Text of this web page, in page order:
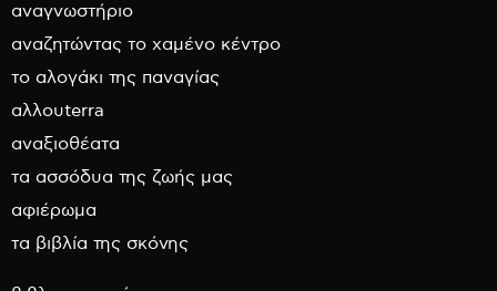
αναγνωστήριο
αναζητώντας το χαμένο κέντρο
το αλογάκι της παναγίας
αλλουterra
αναξιοθέατα
τα ασσόδυα της ζωής μας
αφιέρωμα
τα βιβλία της σκόνης